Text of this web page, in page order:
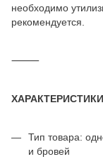
необходимо
рекомендуется.
⸻
ХАРАКТЕРИСТИКИ
Тип товара:
и бровей